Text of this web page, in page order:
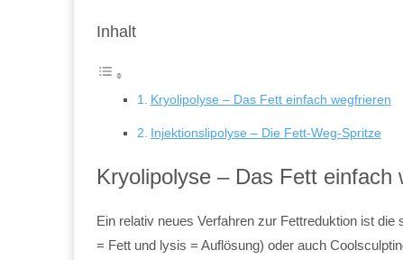
Inhalt
Kryolipolyse – Das Fett einfach wegfrieren
Injektionslipolyse – Die Fett-Weg-Spritze
Kryolipolyse – Das Fett einfach
Ein relativ neues Verfahren zur Fettreduktion ist die
= Fett und lysis = Auflösung) oder auch